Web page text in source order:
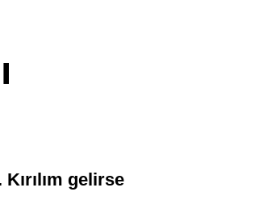
Memecoin Haberleri
gelirse